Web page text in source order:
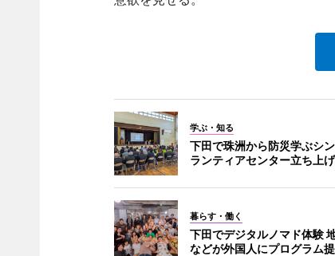
学ぶ・知る
下田で珠洲から防災学ぶシ
ランティアセンター立ち上
暮らす・働く
下田でデジタルノマド体験
などが外国人にプログラム